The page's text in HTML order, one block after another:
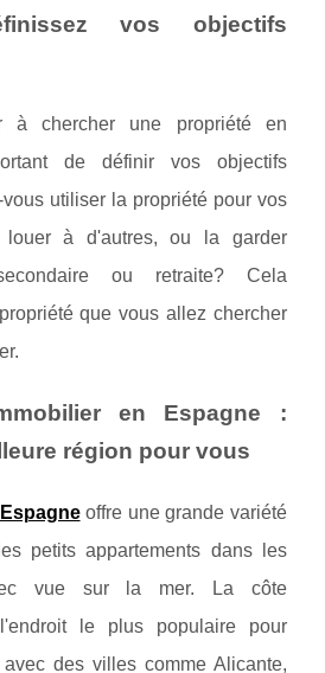
vos objectifs
à chercher une propriété en
de définir vos objectifs
utiliser la propriété pour vos
louer à d'autres, ou la garder
ou retraite? Cela
que vous allez chercher
en Espagne :
région pour vous
offre une grande variété
petits appartements dans les
vue sur la mer. La côte
le plus populaire pour
des villes comme Alicante,